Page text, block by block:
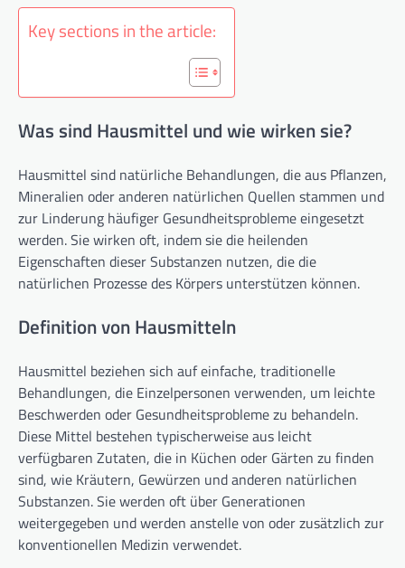
Key sections in the article:
Was sind Hausmittel und wie wirken sie?
Hausmittel sind natürliche Behandlungen, die aus Pflanzen,
Mineralien oder anderen natürlichen Quellen stammen und
zur Linderung häufiger Gesundheitsprobleme eingesetzt
werden. Sie wirken oft, indem sie die heilenden
Eigenschaften dieser Substanzen nutzen, die die
natürlichen Prozesse des Körpers unterstützen können.
Definition von Hausmitteln
Hausmittel beziehen sich auf einfache, traditionelle
Behandlungen, die Einzelpersonen verwenden, um leichte
Beschwerden oder Gesundheitsprobleme zu behandeln.
Diese Mittel bestehen typischerweise aus leicht
verfügbaren Zutaten, die in Küchen oder Gärten zu finden
sind, wie Kräutern, Gewürzen und anderen natürlichen
Substanzen. Sie werden oft über Generationen
weitergegeben und werden anstelle von oder zusätzlich zur
konventionellen Medizin verwendet.